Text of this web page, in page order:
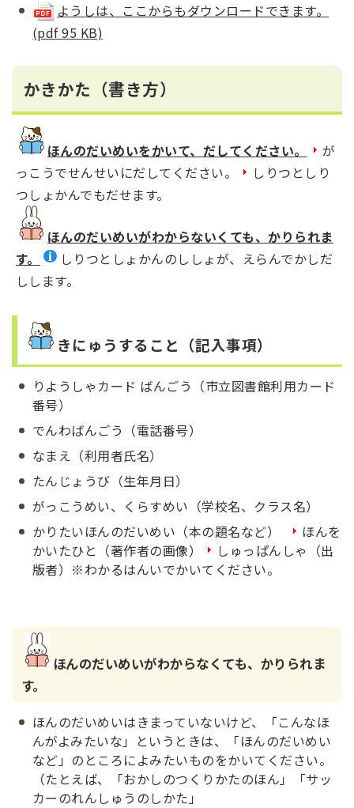
ようしは、ここからもダウンロードできます。
(pdf 95 KB)
かきかた（書き方）
ほんのだいめいをかいて、だしてください。
が
っこうでせんせいにだしてください。
しりつとしり
つしょかんでもだせます。
ほんのだいめいがわからないくても、かりられま
す。
しりつとしょかんのししょが、えらんでかしだ
しします。
きにゅうすること （記入事項）
りようしゃカード ばんごう（市立図書館利用カード
番号）
でんわばんごう（電話番号）
なまえ（利用者氏名）
たんじょうび（生年月日）
がっこうめい、くらすめい（学校名、クラス名）
かりたいほんのだいめい（本の題名など）
ほんを
かいたひと（著作者の画像）
しゅっぱんしゃ（出
版者）※わかるはんいでかいてください。
ほんのだいめいがわからなくても、かりられま
す。
ほんのだいめいはきまっていないけど、「こんなほ
んがよみたいな」というときは、「ほんのだいめい
など」のところによみたいものをかいてください。
（たとえば、「おかしのつくりかたのほん」「サッ
カーのれんしゅうのしかた」